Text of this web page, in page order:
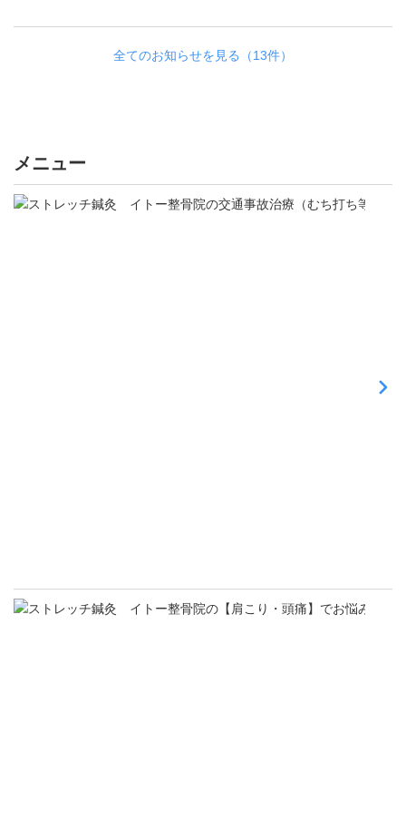
全てのお知らせを見る（13件）
メニュー